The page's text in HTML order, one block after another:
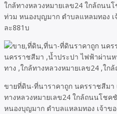
ใกล้ทางหลวงหมายเลข24 ใกล้ถนน
ท่วม หนองบุญมาก ตำบลแหลมทอง เ
ละ881บ
ขายที่ดิน-ที่นาราคาถูก นครราชสีมา
ทางหลวงหมายเลข24 ใกล้ถนนโชค
หนองบุญมาก ตำบลแหลมทอง เจ้าขอ